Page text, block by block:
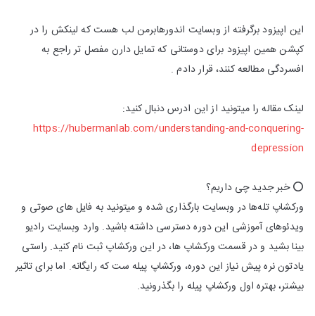
این اپیزود برگرفته از وبسایت اندورهابرمن لب هست که لینکش را در
کپشن همین اپیزود برای دوستانی که تمایل دارن مفصل تر راجع به
افسردگی مطالعه کنند، قرار دادم .
لینک مقاله را میتونید از این ادرس دنبال کنید:
https://hubermanlab.com/understanding-and-conquering-
depression
⭕️ خبر جدید چی داریم؟
ورکشاپ تله‌ها در وبسایت بارگذاری شده و میتونید به فایل های صوتی و
ویدئوهای آموزشی این دوره دسترسی داشته باشید. وارد وبسایت رادیو
بینا بشید و در قسمت ورکشاپ ها، در این ورکشاپ ثبت نام کنید. راستی
یادتون نره پیش نیاز این دوره، ورکشاپ پیله ست که رایگانه. اما برای تاثیر
بیشتر، بهتره اول ورکشاپ پیله را بگذرونید.